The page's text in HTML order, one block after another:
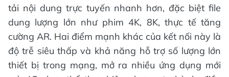
tải nội dung trực tuyến nhanh hơn, đặc biệt file
dung lượng lớn như phim 4K, 8K, thực tế tăng
cường AR. Hai điểm mạnh khác của kết nối này là
độ trễ siêu thấp và khả năng hỗ trợ số lượng lớn
thiết bị trong mạng, mở ra nhiều ứng dụng mới